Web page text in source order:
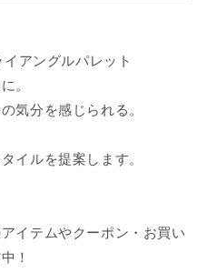
アングルパレット
。
気分を感じられる。
イルを提案します。
イテムやクーポン・お買い
！